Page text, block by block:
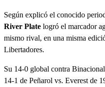
Según explicó el conocido
River Plate logró el marcador
mismo rival, en una misma
Libertadores.
Su 14-0 global contra
14-1 de Peñarol vs. Everest de